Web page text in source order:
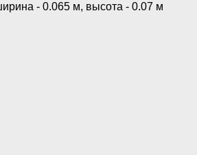
- 0.065 м, высота - 0.07 м